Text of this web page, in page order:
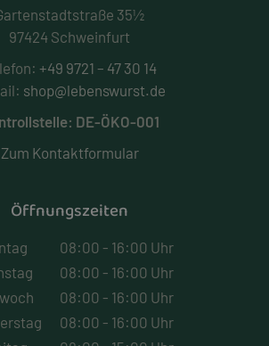
35½
97424 Schweinfurt
+49 9721 – 47 30 14
shop@lebenswurst.de
DE-ÖKO-001
Zum Kontaktformular
Öffnungszeiten
08:00 - 16:00 Uhr
08:00 - 16:00 Uhr
08:00 - 16:00 Uhr
08:00 - 16:00 Uhr